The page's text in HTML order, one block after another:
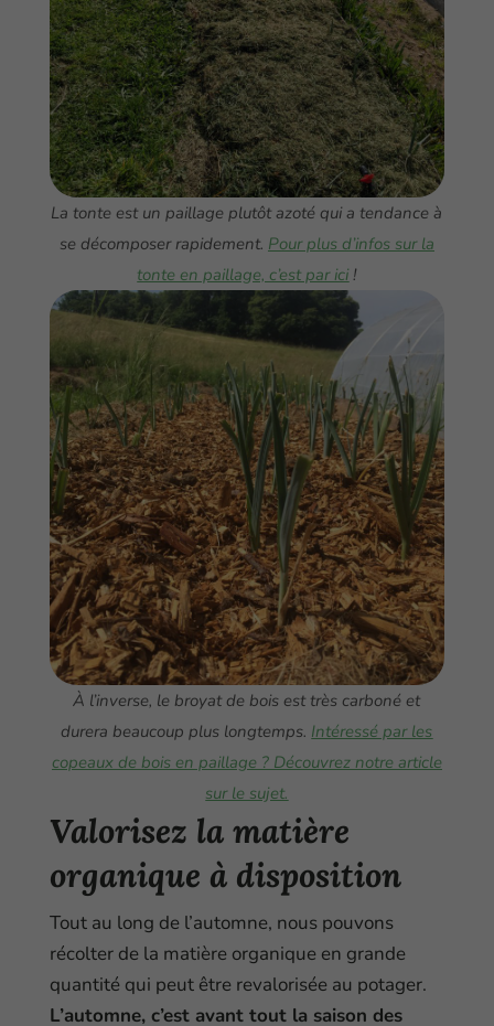
La tonte est un paillage plutôt azoté qui a tendance à
se décomposer rapidement. Pour plus d’infos sur la
tonte en paillage, c’est par ici !
À l’inverse, le broyat de bois est très carboné et
durera beaucoup plus longtemps. Intéressé par les
copeaux de bois en paillage ? Découvrez notre article
sur le sujet.
Valorisez la matière
organique à disposition
Tout au long de l’automne, nous pouvons
récolter de la matière organique en grande
quantité qui peut être revalorisée au potager.
L’automne, c’est avant tout la saison des